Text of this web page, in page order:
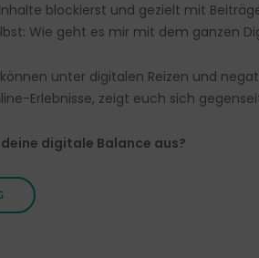
blockierst und gezielt mit
Wie geht es mir mit dem ganzen
unter digitalen Reizen und
Erlebnisse, zeigt euch sich
digitale Balance aus?